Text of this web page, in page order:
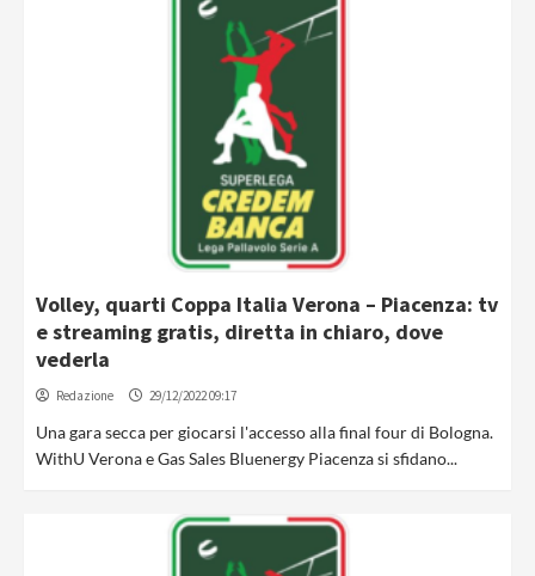
Volley, quarti Coppa Italia Verona – Piacenza: tv
e streaming gratis, diretta in chiaro, dove
vederla
Redazione 29/12/2022 09:17
Una gara secca per giocarsi l'accesso alla final four di Bologna.
WithU Verona e Gas Sales Bluenergy Piacenza si sfidano...